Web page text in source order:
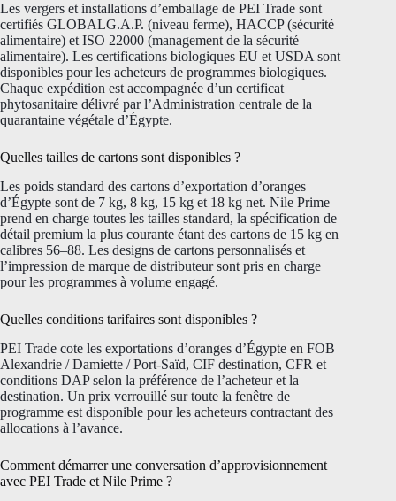
Les vergers et installations d’emballage de PEI Trade sont
certifiés GLOBALG.A.P. (niveau ferme), HACCP (sécurité
alimentaire) et ISO 22000 (management de la sécurité
alimentaire). Les certifications biologiques EU et USDA sont
disponibles pour les acheteurs de programmes biologiques.
Chaque expédition est accompagnée d’un certificat
phytosanitaire délivré par l’Administration centrale de la
quarantaine végétale d’Égypte.
Quelles tailles de cartons sont disponibles ?
Les poids standard des cartons d’exportation d’oranges
d’Égypte sont de 7 kg, 8 kg, 15 kg et 18 kg net. Nile Prime
prend en charge toutes les tailles standard, la spécification de
détail premium la plus courante étant des cartons de 15 kg en
calibres 56–88. Les designs de cartons personnalisés et
l’impression de marque de distributeur sont pris en charge
pour les programmes à volume engagé.
Quelles conditions tarifaires sont disponibles ?
PEI Trade cote les exportations d’oranges d’Égypte en FOB
Alexandrie / Damiette / Port-Saïd, CIF destination, CFR et
conditions DAP selon la préférence de l’acheteur et la
destination. Un prix verrouillé sur toute la fenêtre de
programme est disponible pour les acheteurs contractant des
allocations à l’avance.
Comment démarrer une conversation d’approvisionnement
avec PEI Trade et Nile Prime ?